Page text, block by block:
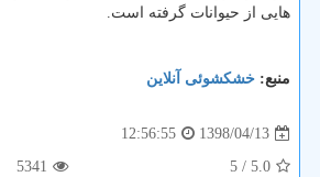
هایی از حیوانات گرفته است.
منبع: خشكشوئی آنلاین
1398/04/13
12:56:55
5.0
/ 5
5341